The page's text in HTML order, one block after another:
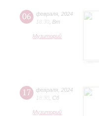
06 февраля 2024
18:30 Вт
Музиторий
17 февраля 2024
18:30 Сб
Музиторий